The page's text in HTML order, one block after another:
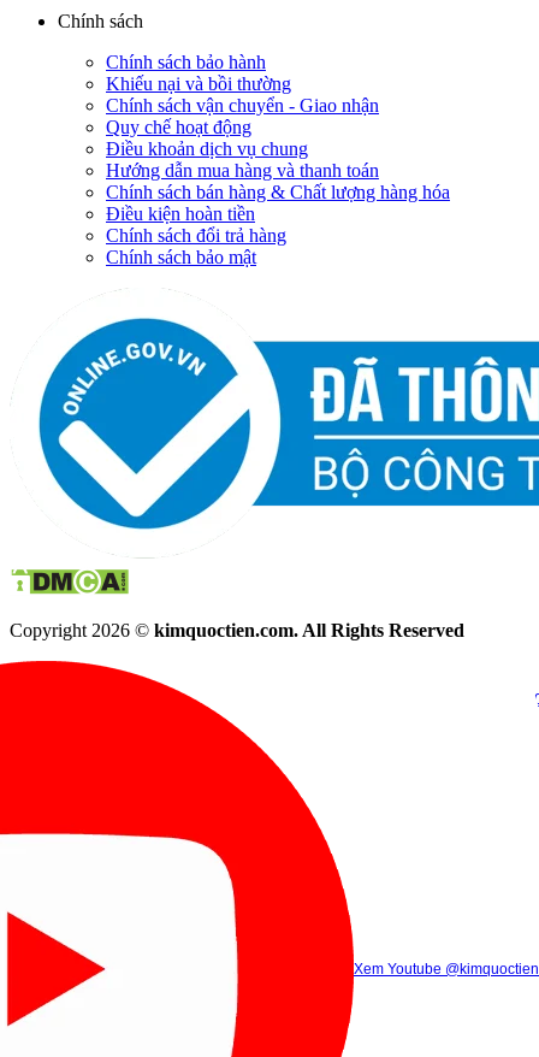
Chính sách
Chính sách bảo hành
Khiếu nại và bồi thường
Chính sách vận chuyển - Giao nhận
Quy chế hoạt động
Điều khoản dịch vụ chung
Hướng dẫn mua hàng và thanh toán
Chính sách bán hàng & Chất lượng hàng hóa
Điều kiện hoàn tiền
Chính sách đổi trả hàng
Chính sách bảo mật
Copyright 2026 © kimquoctien.com. All Rights Reserved
Xem Tik Tok
(8h00 - 21h30)
(8h00 -
Gọi điện (8h00 - 21h30)
Xem Youtube @kimquoctien